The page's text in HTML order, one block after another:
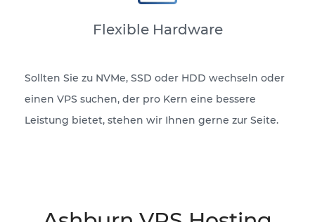
Flexible Hardware
Sollten Sie zu NVMe, SSD oder HDD wechseln oder
einen VPS suchen, der pro Kern eine bessere
Leistung bietet, stehen wir Ihnen gerne zur Seite.